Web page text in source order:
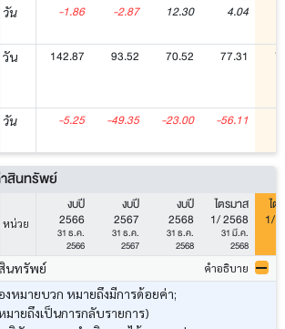
วัน -1.86 -2.87 12.30 4.04
วัน 142.87 93.52 70.52 77.31
วัน -5.25 -49.35 -23.00 -56.11
สินทรัพย์
หน่วย
งบปี
2566
31 ธ.ค.
2566
งบปี
2567
31 ธ.ค.
2567
งบปี
2568
31 ธ.ค.
2568
ไตรมาส
1/ 2568
31 มี.ค.
2568
ไต
1/
นทรัพย์ คำอธิบาย
งหมายบวก หมายถึงมีการด้อยค่า;
ายถึงเป็นการกลับรายการ)